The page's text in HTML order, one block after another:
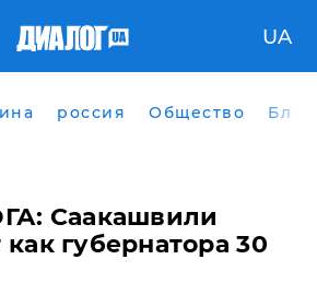
UA
россия Общество
Саакашвили
как губернатора 30